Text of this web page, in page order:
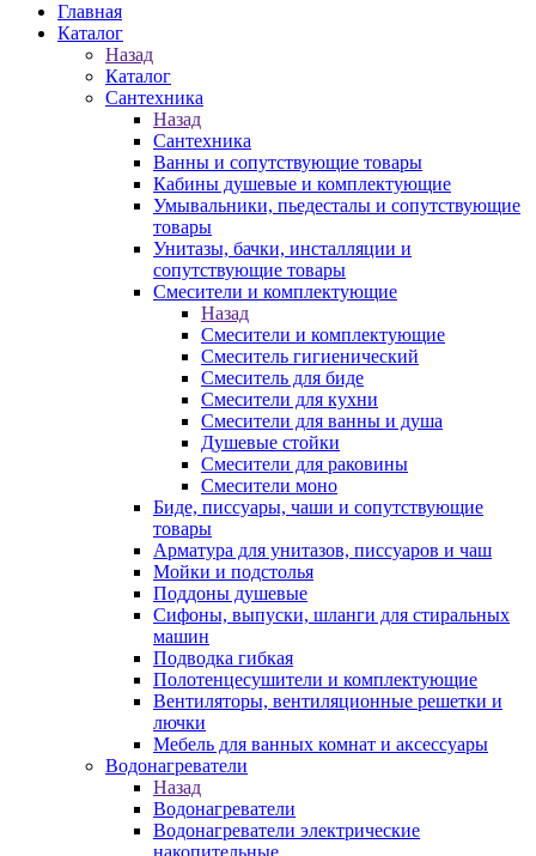
Главная
Каталог
Назад
Каталог
Сантехника
Назад
Сантехника
Ванны и сопутствующие товары
Кабины душевые и комплектующие
Умывальники, пьедесталы и сопутствующие
товары
Унитазы, бачки, инсталляции и
сопутствующие товары
Смесители и комплектующие
Назад
Смесители и комплектующие
Смеситель гигиенический
Смеситель для биде
Смесители для кухни
Смесители для ванны и душа
Душевые стойки
Смесители для раковины
Смесители моно
Биде, писсуары, чаши и сопутствующие
товары
Арматура для унитазов, писсуаров и чаш
Мойки и подстолья
Поддоны душевые
Сифоны, выпуски, шланги для стиральных
машин
Подводка гибкая
Полотенцесушители и комплектующие
Вентиляторы, вентиляционные решетки и
лючки
Мебель для ванных комнат и аксессуары
Водонагреватели
Назад
Водонагреватели
Водонагреватели электрические
накопительные